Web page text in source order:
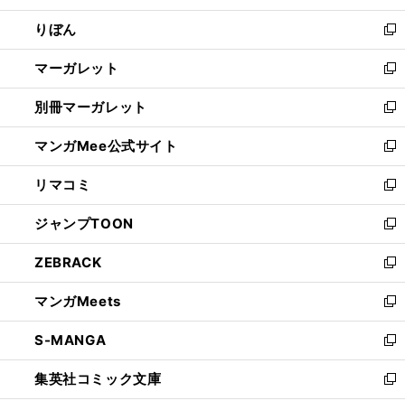
開
く
ウ
で
開
く
ン
ド
ウ
で
開
く
ウ
ィ
ン
ド
ウ
で
開
く
りぼん
新
し
い
ウ
ィ
ン
ド
ウ
で
開
く
マーガレット
新
し
い
ウ
ィ
ン
ド
ウ
で
開
く
別冊マーガレット
新
し
い
ウ
ィ
ン
ド
ウ
で
開
く
マンガMee公式サイト
新
し
い
ウ
ィ
ン
ド
ウ
で
開
く
リマコミ
新
し
い
ウ
ィ
ン
ド
ウ
で
開
く
ジャンプTOON
新
し
い
ウ
ィ
ン
ド
ウ
で
ZEBRACK
新
し
い
ウ
ィ
ン
ド
マンガMeets
新
し
い
ウ
ィ
S-MANGA
新
し
い
集英社コミック文庫
新